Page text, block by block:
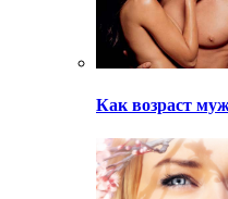
Как возраст